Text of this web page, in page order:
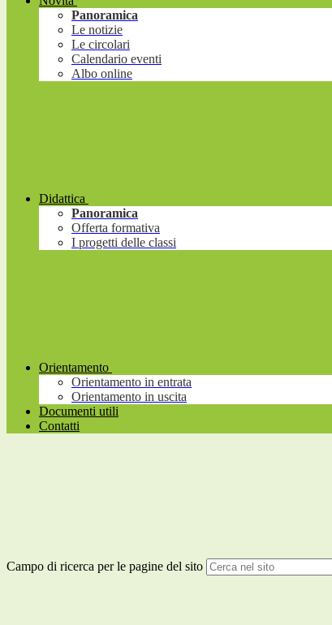
Panoramica
Le notizie
Le circolari
Calendario eventi
Albo online
Didattica
Panoramica
Offerta formativa
I progetti delle classi
Orientamento
Orientamento in entrata
Orientamento in uscita
Documenti utili
Contatti
Campo di ricerca per le pagine del sito